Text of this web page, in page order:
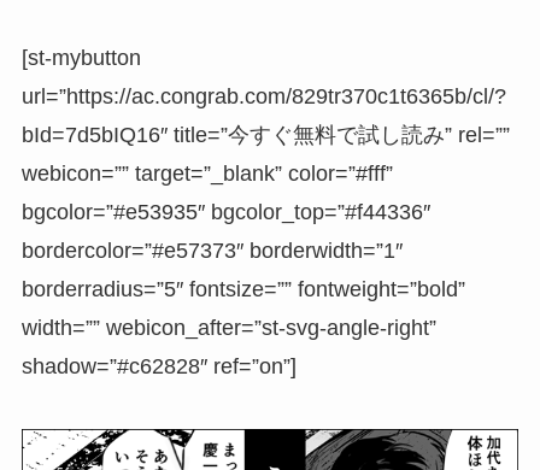
[st-mybutton
url=”https://ac.congrab.com/829tr370c1t6365b/cl/?
bId=7d5bIQ16″ title=”今すぐ無料で試し読み” rel=””
webicon=”” target=”_blank” color=”#fff”
bgcolor=”#e53935″ bgcolor_top=”#f44336″
bordercolor=”#e57373″ borderwidth=”1″
borderradius=”5″ fontsize=”” fontweight=”bold”
width=”” webicon_after=”st-svg-angle-right”
shadow=”#c62828″ ref=”on”]